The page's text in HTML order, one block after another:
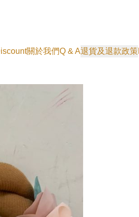
關於我們Q & A退貨及退款政策